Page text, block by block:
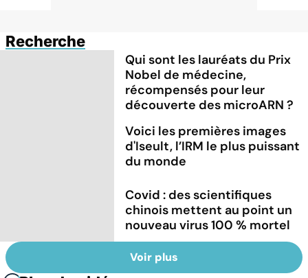
Recherche
Qui sont les lauréats du Prix
Nobel de médecine,
récompensés pour leur
découverte des microARN ?
Voici les premières images
d'Iseult, l’IRM le plus puissant
du monde
Covid : des scientifiques
chinois mettent au point un
nouveau virus 100 % mortel
Voir plus